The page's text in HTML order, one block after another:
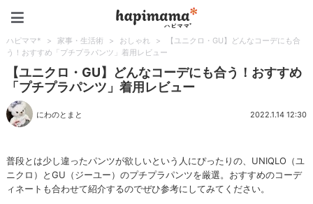
ハピママ* > 家事・生活術 > おしゃれ >
【ユニクロ・GU】どんなコーデにも合
う！おすすめ「プチプラパンツ」着用レビュー
【ユニクロ・GU】どんなコーデにも合う！おすすめ
「プチプラパンツ」着用レビュー
にわのとまと 2022.1.14 12:30
普段とは少し違ったパンツが欲しいという人にぴったりの、UNIQLO（ユ
ニクロ）とGU（ジーユー）のプチプラパンツを厳選。おすすめのコーデ
ィネートも合わせて紹介するのでぜひ参考にしてみてください。